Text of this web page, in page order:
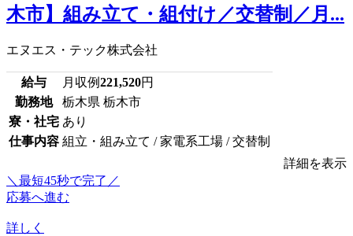
木市】組み立て・組付け／交替制／月...
エヌエス・テック株式会社
給与 月収例221,520円
勤務地
栃木県 栃木市
寮・社宅 あり
仕事内容 組立・組み立て / 家電系工場 / 交替制
詳細を表示
＼最短45秒で完了／
応募へ進む
詳しく